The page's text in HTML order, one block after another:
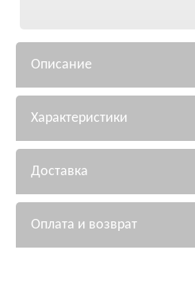
Описание
Характеристики
Доставка
Оплата и возврат